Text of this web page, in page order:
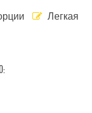
Легкая